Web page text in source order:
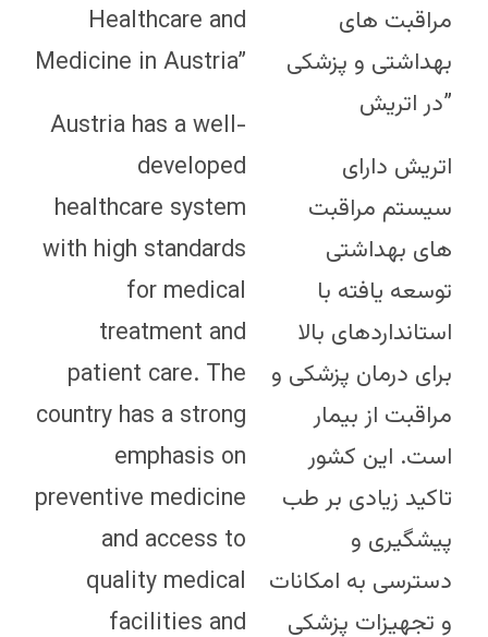
Healthcare and
Medicine in Austria”
Austria has a well-
developed
healthcare system
with high standards
for medical
treatment and
patient care. The
country has a strong
emphasis on
preventive medicine
and access to
quality medical
facilities and
مراقبت های
بهداشتی و پزشکی
در اتریش”
اتریش دارای
سیستم مراقبت
های بهداشتی
توسعه یافته با
استانداردهای بالا
برای درمان پزشکی و
مراقبت از بیمار
است. این کشور
تاکید زیادی بر طب
پیشگیری و
دسترسی به امکانات
و تجهیزات پزشکی